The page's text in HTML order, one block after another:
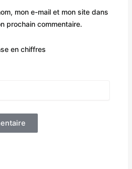
mon e-mail et mon site dans
prochain commentaire.
en chiffres